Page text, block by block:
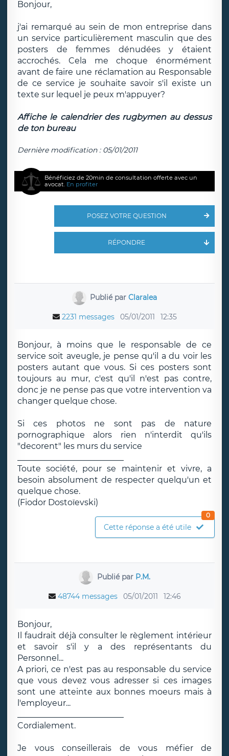
Bonjour,
j'ai remarqué au sein de mon entreprise dans
un service particulièrement masculin que des
posters de femmes dénudées y étaient
accrochés. Cela me choque énormément
avant de faire une réclamation au Responsable
de ce service je souhaite savoir s'il existe un
texte sur lequel je peux m'appuyer?
Affiche le calendrier des rugbymen au dessus
de ton bureau
Dernière modification : 05/01/2011
Bénéficiez de 20min de consultation offerte avec un
avocat. En profiter
POSEZ VOTRE QUESTION
RÉPONDRE
Publié parClaralea
2231 messages 05/01/2011 12:35
Bonjour, à moins que le responsable de ce
service soit aveugle, je pense qu'il a du voir les
posters autant que vous. Si ces posters sont
toujours au mur, c'est qu'il n'est pas contre,
donc je ne pense pas que votre intervention va
changer quelque chose.
Si ces photos ne sont pas de nature
pornographique alors rien n'interdit qu'ils
"decorent" les murs du service
Toute société, pour se maintenir et vivre, a
besoin absolument de respecter quelqu'un et
quelque chose.
(Fiodor Dostoïevski)
Cette réponse a été utile
0
Publié par P.M.
48744 messages 05/01/2011 12:46
Bonjour,
Il faudrait déjà consulter le règlement intérieur
et savoir s'il y a des représentants du
Personnel...
A priori, ce n'est pas au responsable du service
que vous devez vous adresser si ces images
sont une atteinte aux bonnes moeurs mais à
l'employeur...
Cordialement.
Je vous conseillerais de vous méfier de